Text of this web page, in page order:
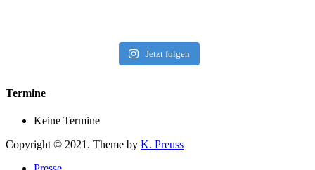
Jetzt folgen
Termine
Keine Termine
Copyright © 2021. Theme by K. Preuss